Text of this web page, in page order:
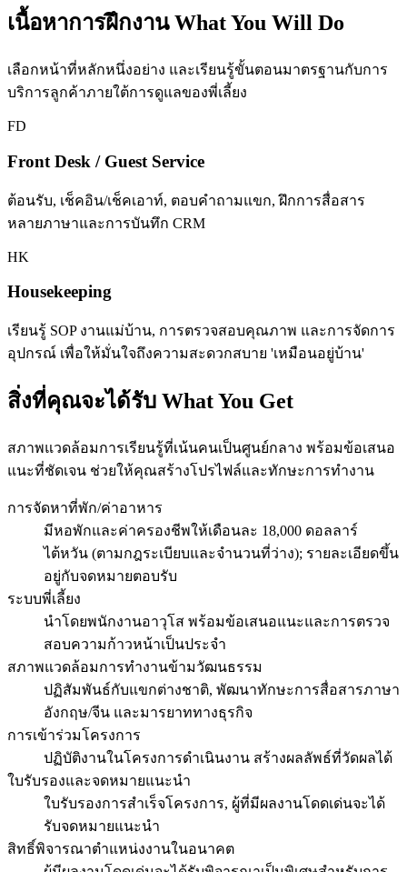
เนื้อหาการฝึกงาน What You Will Do
เลือกหน้าที่หลักหนึ่งอย่าง และเรียนรู้ขั้นตอนมาตรฐานกับการ
บริการลูกค้าภายใต้การดูแลของพี่เลี้ยง
FD
Front Desk / Guest Service
ต้อนรับ, เช็คอิน/เช็คเอาท์, ตอบคำถามแขก, ฝึกการสื่อสาร
หลายภาษาและการบันทึก CRM
HK
Housekeeping
เรียนรู้ SOP งานแม่บ้าน, การตรวจสอบคุณภาพ และการจัดการ
อุปกรณ์ เพื่อให้มั่นใจถึงความสะดวกสบาย 'เหมือนอยู่บ้าน'
สิ่งที่คุณจะได้รับ What You Get
สภาพแวดล้อมการเรียนรู้ที่เน้นคนเป็นศูนย์กลาง พร้อมข้อเสนอ
แนะที่ชัดเจน ช่วยให้คุณสร้างโปรไฟล์และทักษะการทำงาน
การจัดหาที่พัก/ค่าอาหาร
มีหอพักและค่าครองชีพให้เดือนละ 18,000 ดอลลาร์
ไต้หวัน (ตามกฎระเบียบและจำนวนที่ว่าง); รายละเอียดขึ้น
อยู่กับจดหมายตอบรับ
ระบบพี่เลี้ยง
นำโดยพนักงานอาวุโส พร้อมข้อเสนอแนะและการตรวจ
สอบความก้าวหน้าเป็นประจำ
สภาพแวดล้อมการทำงานข้ามวัฒนธรรม
ปฏิสัมพันธ์กับแขกต่างชาติ, พัฒนาทักษะการสื่อสารภาษา
อังกฤษ/จีน และมารยาททางธุรกิจ
การเข้าร่วมโครงการ
ปฏิบัติงานในโครงการดำเนินงาน สร้างผลลัพธ์ที่วัดผลได้
ใบรับรองและจดหมายแนะนำ
ใบรับรองการสำเร็จโครงการ, ผู้ที่มีผลงานโดดเด่นจะได้
รับจดหมายแนะนำ
สิทธิ์พิจารณาตำแหน่งงานในอนาคต